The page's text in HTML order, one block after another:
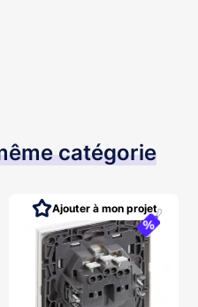
catégorie
Ajouter à mon projet